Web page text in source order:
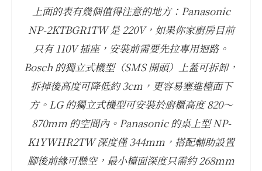
上面的表有幾個值得注意的地方：Panasonic
NP-2KTBGR1TW 是 220V，如果你家廚房目前
只有 110V 插座，安裝前需要先拉專用迴路。
Bosch 的獨立式機型（SMS 開頭）上蓋可拆卸，
拆掉後高度可降低約 3cm，更容易塞進檯面下
方。LG 的獨立式機型可安裝於廚櫃高度 820～
870mm 的空間內。Panasonic 的桌上型 NP-
K1YWHR2TW 深度僅 344mm，搭配輔助設置
腳後前緣可懸空，最小檯面深度只需約 268mm